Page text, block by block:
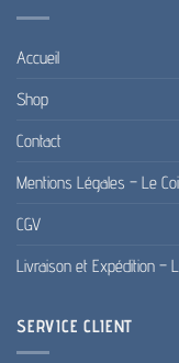
Accueil
Shop
Contact
Mentions Légales – Le
CGV
Livraison et Expédition –
SERVICE CLIENT